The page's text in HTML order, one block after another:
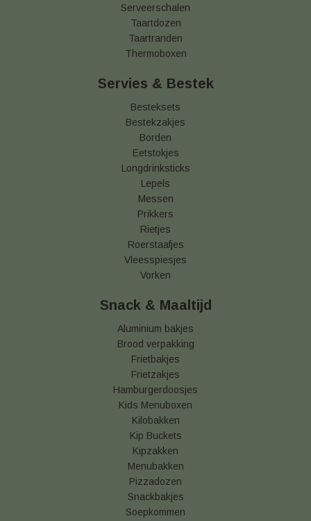
Serveerschalen
Taartdozen
Taartranden
Thermoboxen
Servies & Bestek
Besteksets
Bestekzakjes
Borden
Eetstokjes
Longdrinksticks
Lepels
Messen
Prikkers
Rietjes
Roerstaafjes
Vleesspiesjes
Vorken
Snack & Maaltijd
Aluminium bakjes
Brood verpakking
Frietbakjes
Frietzakjes
Hamburgerdoosjes
Kids Menuboxen
Kilobakken
Kip Buckets
Kipzakken
Menubakken
Pizzadozen
Snackbakjes
Soepkommen